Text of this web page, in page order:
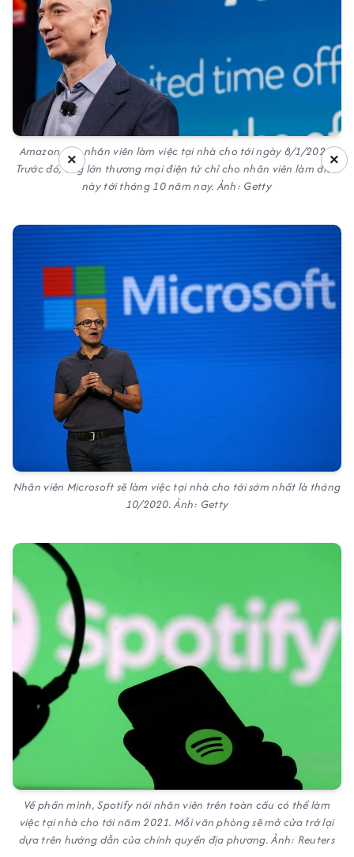
Amazon cho nhân viên làm việc tại nhà cho tới ngày 8/1/2021.
Trước đó, ông lớn thương mại điện tử chỉ cho nhân viên làm điều
này tới tháng 10 năm nay. Ảnh: Getty
Nhân viên Microsoft sẽ làm việc tại nhà cho tới sớm nhất là tháng
10/2020. Ảnh: Getty
Về phần mình, Spotify nói nhân viên trên toàn cầu có thể làm
việc tại nhà cho tới năm 2021. Mỗi văn phòng sẽ mở cửa trở lại
dựa trên hướng dẫn của chính quyền địa phương. Ảnh: Reuters
×
×